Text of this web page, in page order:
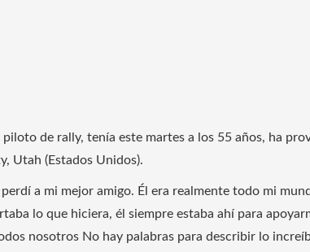
piloto de rally, tenía este martes a los 55 años, ha
Utah (Estados Unidos).
a mi mejor amigo. Él era realmente todo mi
lo que hiciera, él siempre estaba ahí para
nosotros No hay palabras para describir lo